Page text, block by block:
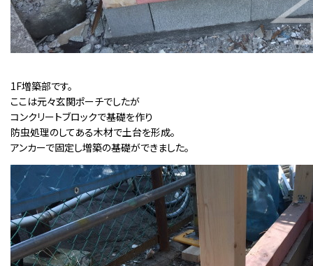
1F増築部です。
ここは元々玄関ポーチでしたが
コンクリートブロックで基礎を作り
防虫処理のしてある木材で土台を形成。
アンカーで固定し増築の基礎ができました。